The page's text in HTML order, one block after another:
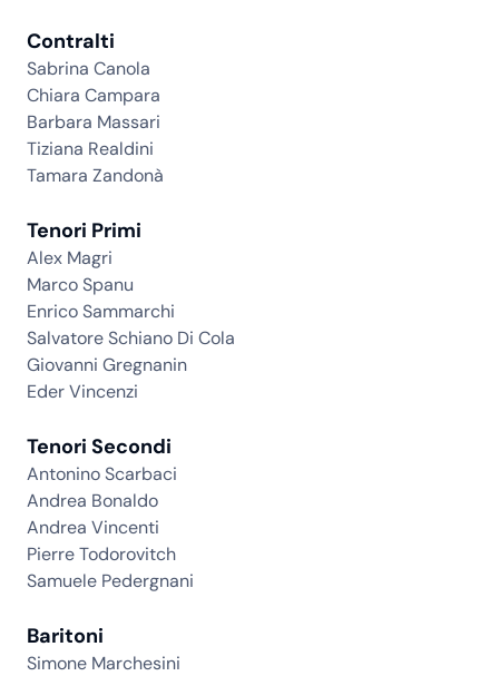
Contralti
Sabrina Canola
Chiara Campara
Barbara Massari
Tiziana Realdini
Tamara Zandonà
Tenori Primi
Alex Magri
Marco Spanu
Enrico Sammarchi
Salvatore Schiano Di Cola
Giovanni Gregnanin
Eder Vincenzi
Tenori Secondi
Antonino Scarbaci
Andrea Bonaldo
Andrea Vincenti
Pierre Todorovitch
Samuele Pedergnani
Baritoni
Simone Marchesini